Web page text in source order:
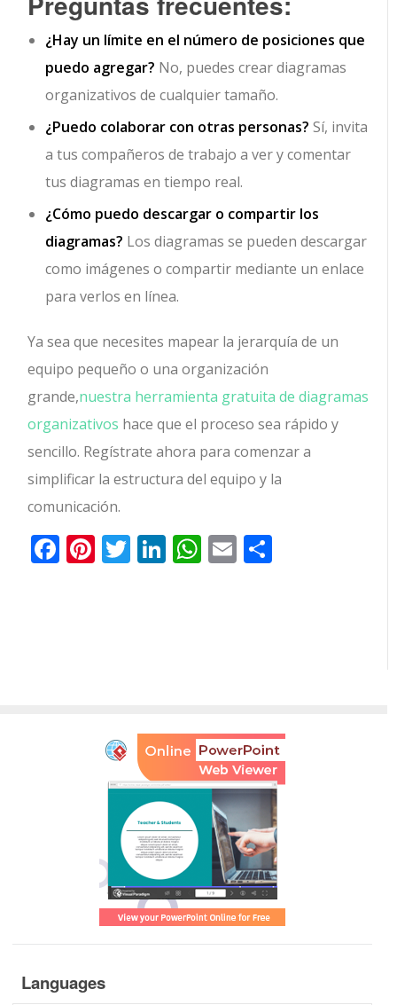
¿Hay un límite en el número de posiciones que
puedo agregar? No, puedes crear diagramas
organizativos de cualquier tamaño.
¿Puedo colaborar con otras personas? Sí, invita
a tus compañeros de trabajo a ver y comentar
tus diagramas en tiempo real.
¿Cómo puedo descargar o compartir los
diagramas? Los diagramas se pueden descargar
como imágenes o compartir mediante un enlace
para verlos en línea.
Ya sea que necesites mapear la jerarquía de un
equipo pequeño o una organización
grande,nuestra herramienta gratuita de diagramas
organizativos hace que el proceso sea rápido y
sencillo. Regístrate ahora para comenzar a
simplificar la estructura del equipo y la
comunicación.
Facebook
Pinterest
Twitter
LinkedIn
WhatsApp
Email
Languages